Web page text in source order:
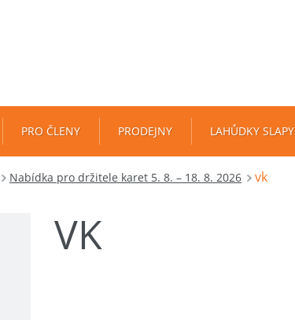
PRO ČLENY PRODEJNY LAHŮDKY SLAPY
Nabídka pro držitele karet 5. 8. – 18. 8. 2026 vk
VK